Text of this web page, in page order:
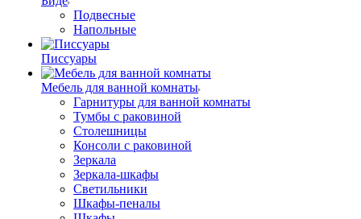
Подвесные
Напольные
Писсуары
Мебель для ванной комнаты
Гарнитуры для ванной комнаты
Тумбы с раковиной
Столешницы
Консоли с раковиной
Зеркала
Зеркала-шкафы
Светильники
Шкафы-пеналы